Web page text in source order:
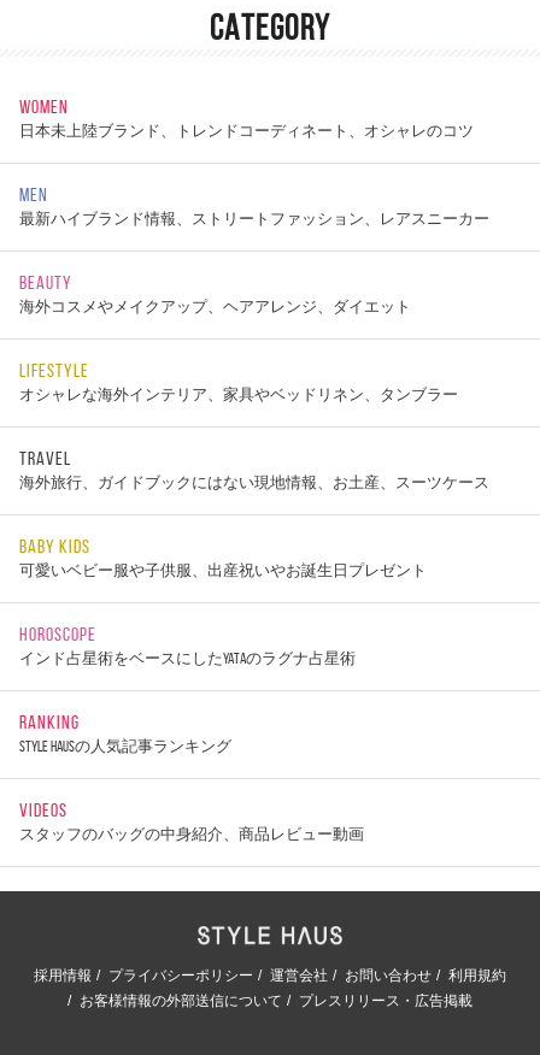
CATEGORY
WOMEN
日本未上陸ブランド、トレンドコーディネート、オシャレのコツ
MEN
最新ハイブランド情報、ストリートファッション、レアスニーカー
BEAUTY
海外コスメやメイクアップ、ヘアアレンジ、ダイエット
LIFESTYLE
オシャレな海外インテリア、家具やベッドリネン、タンブラー
TRAVEL
海外旅行、ガイドブックにはない現地情報、お土産、スーツケース
BABY KIDS
可愛いベビー服や子供服、出産祝いやお誕生日プレゼント
HOROSCOPE
インド占星術をベースにしたYATAのラグナ占星術
RANKING
STYLE HAUSの人気記事ランキング
VIDEOS
スタッフのバッグの中身紹介、商品レビュー動画
採用情報 プライバシーポリシー 運営会社 お問い合わせ
利用規約
お客様情報の外部送信について
プレスリリース・広告掲載